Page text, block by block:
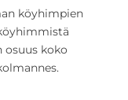
köyhimpien
osuus koko